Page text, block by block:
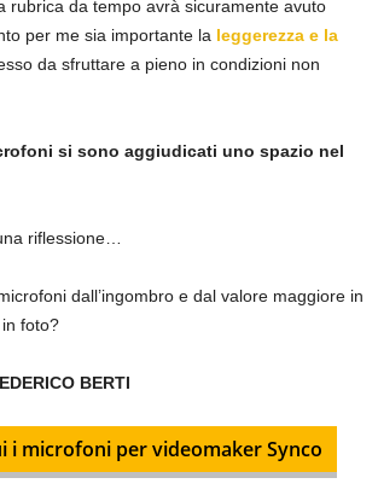
rubrica da tempo avrà sicuramente avuto
per me sia importante la leggerezza e la
da sfruttare a pieno in condizioni non
si sono aggiudicati uno spazio nel
riflessione…
dall’ingombro e dal valore maggiore in
foto?
BERTI
i microfoni per videomaker Synco